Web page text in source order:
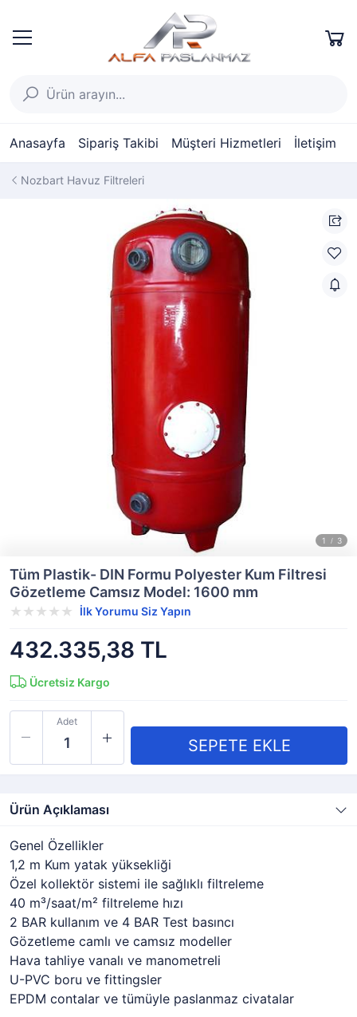
Anasayfa Sipariş Takibi Müşteri Hizmetleri İletişim
Nozbart Havuz Filtreleri
Tüm Plastik- DIN Formu Polyester Kum Filtresi
Gözetleme Camsız Model: 1600 mm
İlk Yorumu Siz Yapın
432.335,38 TL
Ücretsiz Kargo
Adet
Ürün Açıklaması
Genel Özellikler
1,2 m Kum yatak yüksekliği
Özel kollektör sistemi ile sağlıklı filtreleme
40 m³/saat/m² filtreleme hızı
2 BAR kullanım ve 4 BAR Test basıncı
Gözetleme camlı ve camsız modeller
Hava tahliye vanalı ve manometreli
U-PVC boru ve fittingsler
EPDM contalar ve tümüyle paslanmaz civatalar